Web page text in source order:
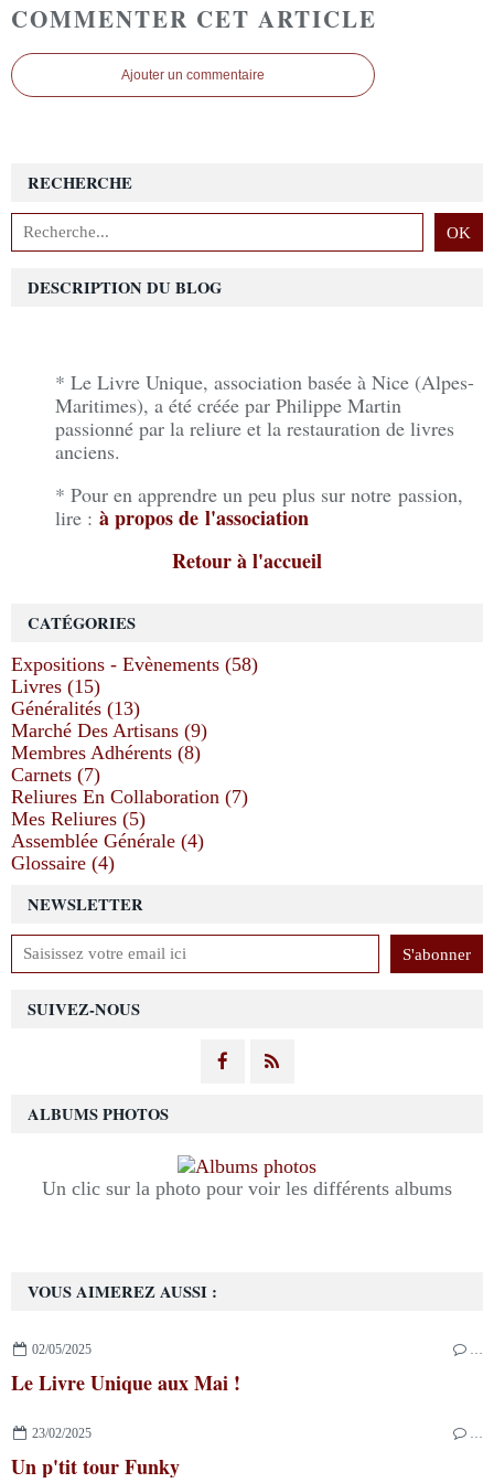
COMMENTER CET ARTICLE
Ajouter un commentaire
NEWSLETTER
SUIVEZ-NOUS
RECHERCHE
VOUS AIMEREZ AUSSI :
02/05/2025
Le Livre Unique aux Mai !
23/02/2025 …
Un p'tit tour Funky
CATÉGORIES
Expositions - Evènements (58)
Livres (15)
Généralités (13)
Marché Des Artisans (9)
Membres Adhérents (8)
Carnets (7)
Reliures En Collaboration (7)
Mes Reliures (5)
Assemblée Générale (4)
Glossaire (4)
DESCRIPTION DU BLOG
* Le Livre Unique, association basée à Nice (Alpes-
Maritimes), a été créée par Philippe Martin
passionné par la reliure et la restauration de livres
anciens.
* Pour en apprendre un peu plus sur notre passion,
lire : à propos de l'association
Retour à l'accueil
ALBUMS PHOTOS
Un clic sur la photo pour voir les différents albums